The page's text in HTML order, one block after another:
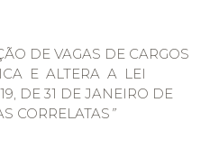
DE VAGAS DE CARGOS
E ALTERA A LEI
DE 31 DE JANEIRO DE
CORRELATAS ”